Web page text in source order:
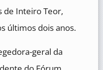
de Inteiro Teor,
últimos dois anos.
geral da